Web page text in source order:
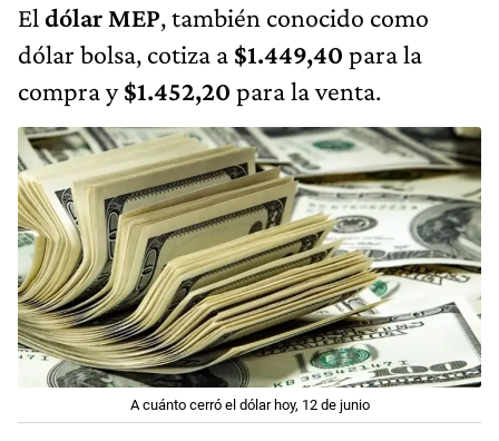
El dólar MEP, también conocido como
dólar bolsa, cotiza a $1.449,40 para la
compra y$1.452,20 para la venta.
A cuánto cerró el dólar hoy, 12 de junio